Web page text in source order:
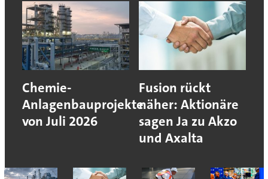
Chemie-
Anlagenbauprojekte
von Juli 2026
Fusion rückt
näher: Aktionäre
sagen Ja zu Akzo
und Axalta